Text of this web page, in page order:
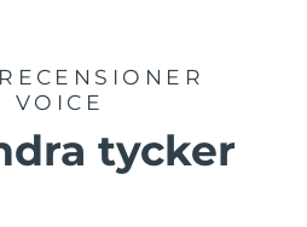
VOICE
tycker